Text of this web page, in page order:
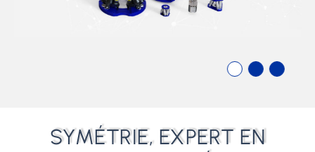
SYMÉTRIE, EXPERT EN